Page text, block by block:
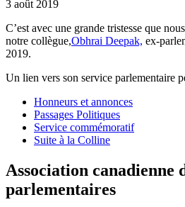
3 août 2019
C’est avec une grande tristesse que
notre collègue,Obhrai Deepak, ex-
2019.
Un lien vers son service parlementaire
Honneurs et annonces
Passages Politiques
Service commémoratif
Suite à la Colline
Association canadienne
parlementaires